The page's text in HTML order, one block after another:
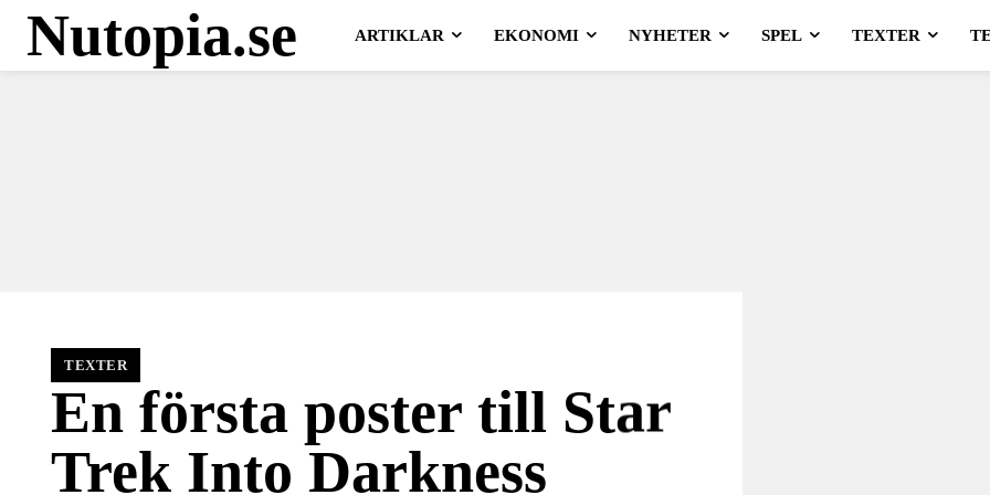
Nutopia.se ARTIKLAR EKONOMI NYHETER SPEL TEXTER
TEXTER
En första poster till Star
Trek Into Darkness